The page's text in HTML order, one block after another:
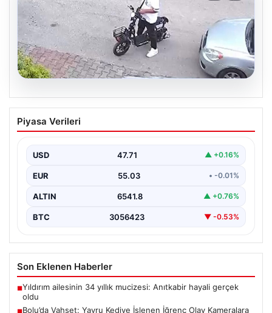
Bolu’da Vahşet: Yavru Kediye İşlenen
İğrenç Olay Kameralara Yansıdı
günlerde meydana gelen korkutucu olay, bölgedeki
sakinleri derinden sarstı. Elektrikli…
Piyasa Verileri
USD 47.71 ▲ +0.16%
EUR 55.03 • -0.01%
ALTIN 6541.8 ▲ +0.76%
BTC 3056423 ▼ -0.53%
Son Eklenen Haberler
■Yıldırım ailesinin 34 yıllık mucizesi: Anıtkabir hayali gerçek
oldu
■Bolu’da Vahşet: Yavru Kediye İşlenen İğrenç Olay Kameralara